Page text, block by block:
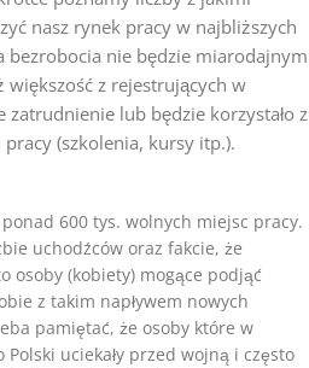
nasz rynek pracy w najbliższych
bezrobocia nie będzie miarodajnym
z rejestrujących w
zatrudnienie lub będzie korzystało z
(szkolenia, kursy itp.).
600 tys. wolnych miejsc pracy.
uchodźców oraz fakcie, że
osoby (kobiety) mogące podjąć
z takim napływem nowych
pamiętać, że osoby które w
uciekały przed wojną i często